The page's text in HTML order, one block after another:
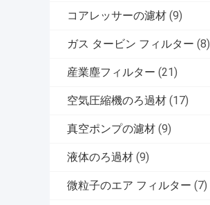
コアレッサーの濾材 (9)
ガス タービン フィルター (8)
産業塵フィルター (21)
空気圧縮機のろ過材 (17)
真空ポンプの濾材 (9)
液体のろ過材 (9)
微粒子のエア フィルター (7)